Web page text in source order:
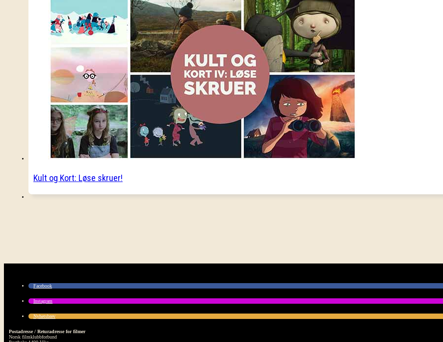
Kult og Kort: Løse skruer!
Facebook
Instagram
Nyhetsbrev
Postadresse / Returadresse for filmer
Norsk filmklubbforbund